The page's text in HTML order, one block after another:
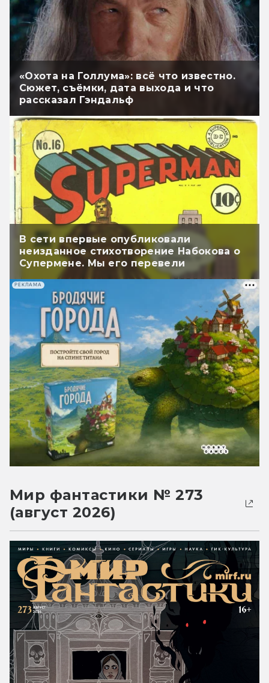
«Охота на Голлума»: всё что известно.
Сюжет, съёмки, дата выхода и что
рассказал Гэндальф
В сети впервые опубликовали
неизданное стихотворение Набокова о
Супермене. Мы его перевели
РЕКЛАМА
Мир фантастики № 273
(август 2026)